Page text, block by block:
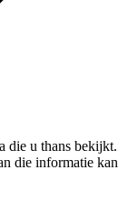
die u thans bekijkt.
die informatie kan